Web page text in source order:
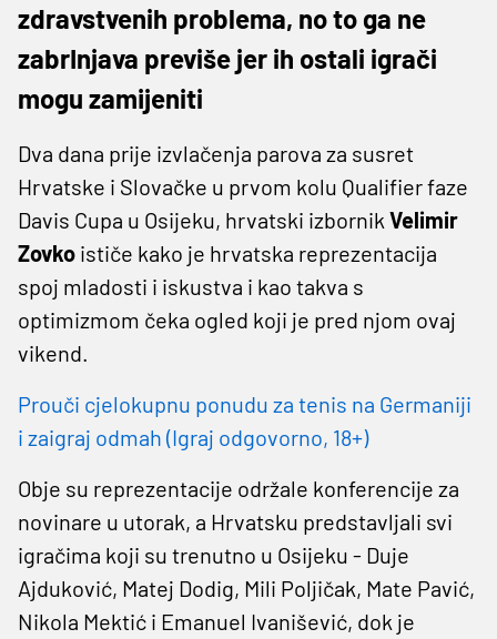
zdravstvenih problema, no to ga ne
zabrInjava previše jer ih ostali igrači
mogu zamijeniti
Dva dana prije izvlačenja parova za susret
Hrvatske i Slovačke u prvom kolu Qualifier faze
Davis Cupa u Osijeku, hrvatski izbornik Velimir
Zovko ističe kako je hrvatska reprezentacija
spoj mladosti i iskustva i kao takva s
optimizmom čeka ogled koji je pred njom ovaj
vikend.
Prouči cjelokupnu ponudu za tenis na Germaniji
i zaigraj odmah (Igraj odgovorno, 18+)
Obje su reprezentacije održale konferencije za
novinare u utorak, a Hrvatsku predstavljali svi
igračima koji su trenutno u Osijeku - Duje
Ajduković, Matej Dodig, Mili Poljičak, Mate Pavić,
Nikola Mektić i Emanuel Ivanišević, dok je